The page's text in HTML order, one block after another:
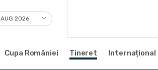
Cupa României Tineret Internațional